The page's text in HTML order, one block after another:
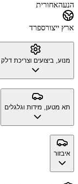
הנעהאחורית
ארץ ייצורספרד
מנוע, ביצועים וצריכת דלק
תא מטען, מידות וגלגלים
איבזור